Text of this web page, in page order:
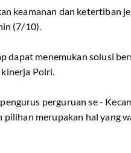
keamanan dan ketertiban
(7/10).
dapat menemukan solusi
Polri.
perguruan se -
pilihan merupakan hal yang